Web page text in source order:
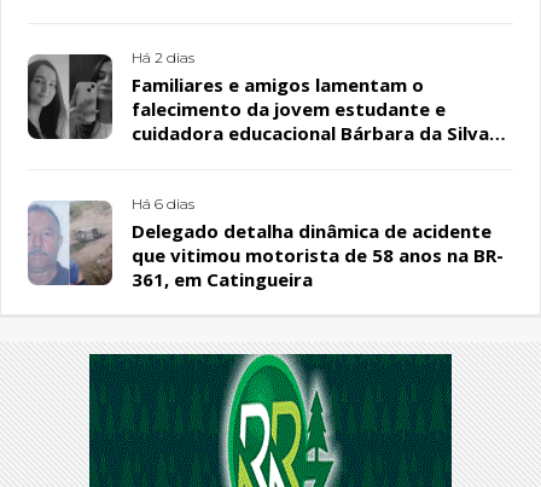
Há 2 dias
Familiares e amigos lamentam o
falecimento da jovem estudante e
cuidadora educacional Bárbara da Silva
Há 6 dias
Delegado detalha dinâmica de acidente
que vitimou motorista de 58 anos na BR-
361, em Catingueira